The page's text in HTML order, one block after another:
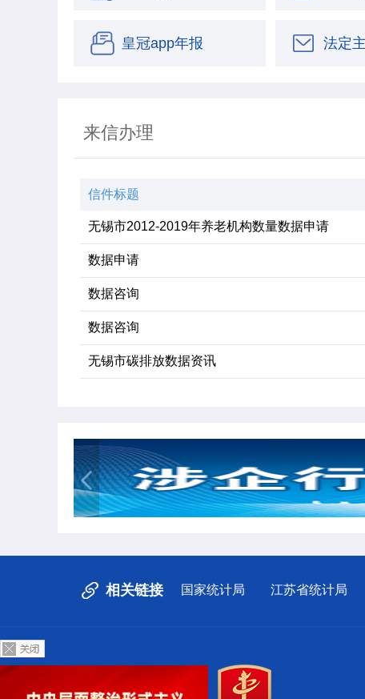
皇冠app年报 法定
来信办理
信件标题
无锡市2012-2019年养老机构数量数据申请
数据申请
数据咨询
数据咨询
无锡市碳排放数据资讯
相关链接 国家统计局 江苏省统计局